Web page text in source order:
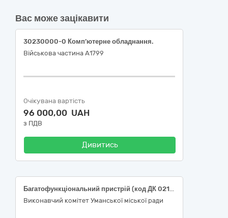
Вас може зацікавити
30230000-0 Комп’ютерне обладнання.
Військова частина А1799
Очікувана вартість
96 000,00 UAH
з ПДВ
Дивитись
Багатофункціональний пристрій (код ДК 021:2015 30230000-0 Комп’ютерне обладнання)
Виконавчий комітет Уманської міської ради